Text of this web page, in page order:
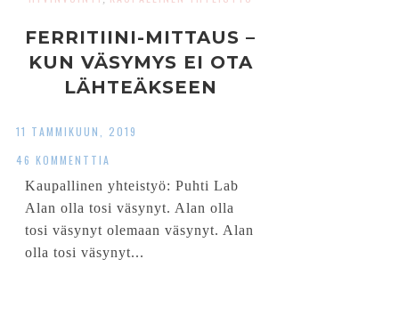
FERRITIINI-MITTAUS –
KUN VÄSYMYS EI OTA
LÄHTEÄKSEEN
11 TAMMIKUUN, 2019
46 KOMMENTTIA
Kaupallinen yhteistyö: Puhti Lab
Alan olla tosi väsynyt. Alan olla
tosi väsynyt olemaan väsynyt. Alan
olla tosi väsynyt...